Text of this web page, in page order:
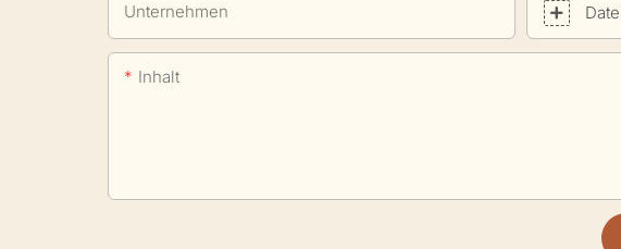
Unternehmen
Inhalt